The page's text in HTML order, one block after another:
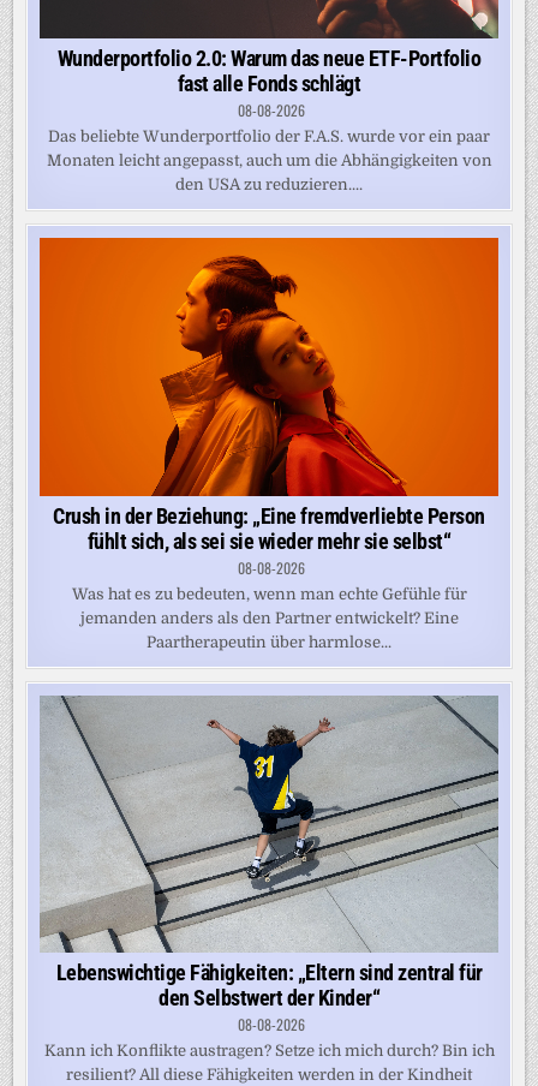
Wunderportfolio 2.0: Warum das neue ETF-Portfolio
fast alle Fonds schlägt
08-08-2026
Das beliebte Wunderportfolio der F.A.S. wurde vor ein paar
Monaten leicht angepasst, auch um die Abhängigkeiten von
den USA zu reduzieren....
Crush in der Beziehung: „Eine fremdverliebte Person
fühlt sich, als sei sie wieder mehr sie selbst“
08-08-2026
Was hat es zu bedeuten, wenn man echte Gefühle für
jemanden anders als den Partner entwickelt? Eine
Paartherapeutin über harmlose...
Lebenswichtige Fähigkeiten: „Eltern sind zentral für
den Selbstwert der Kinder“
08-08-2026
Kann ich Konflikte austragen? Setze ich mich durch? Bin ich
resilient? All diese Fähigkeiten werden in der Kindheit